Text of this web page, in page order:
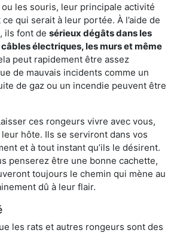
les souris, leur principale activité
qui serait à leur portée. À l’aide de
ils font de sérieux dégâts dans les
câbles électriques, les murs et même
peut rapidement être assez
de mauvais incidents comme un
de gaz ou un incendie peuvent être
ces rongeurs vivre avec vous,
leur hôte. Ils se serviront dans vos
et à tout instant qu’ils le désirent.
penserez être une bonne cachette,
toujours le chemin qui mène au
dû à leur flair.
les rats et autres rongeurs sont des